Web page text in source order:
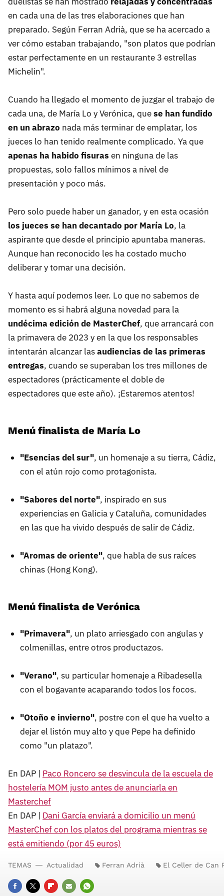
en cada una de las tres elaboraciones que han
preparado. Según Ferran Adrià, que se ha acercado a
ver cómo estaban trabajando, "son platos que podrían
estar perfectamente en un restaurante 3 estrellas
Michelin".
Cuando ha llegado el momento de juzgar el trabajo de
cada una, de María Lo y Verónica, quese han fundido
en un abrazo nada más terminar de emplatar, los
jueces lo han tenido realmente complicado. Ya que
apenas ha habido fisuras en ninguna de las
propuestas, solo fallos mínimos a nivel de
presentación y poco más.
Pero solo puede haber un ganador, y en esta ocasión
los jueces se han decantado por María Lo, la
aspirante que desde el principio apuntaba maneras.
Aunque han reconocido les ha costado mucho
deliberar y tomar una decisión.
Y hasta aquí podemos leer. Lo que no sabemos de
momento es si habrá alguna novedad para la
undécima edición de MasterChef, que arrancará con
la primavera de 2023 y en la que los responsables
intentarán alcanzar lasaudiencias de las primeras
entregas, cuando se superaban los tres millones de
espectadores (prácticamente el doble de
espectadores que este año). ¡Estaremos atentos!
Menú finalista de María Lo
"Esencias del sur", un homenaje a su tierra, Cádiz,
con el atún rojo como protagonista.
"Sabores del norte", inspirado en sus
experiencias en Galicia y Cataluña, comunidades
en las que ha vivido después de salir de Cádiz.
"Aromas de oriente", que habla de sus raíces
chinas (Hong Kong).
Menú finalista de Verónica
"Primavera", un plato arriesgado con angulas y
colmenillas, entre otros productazos.
"Verano", su particular homenaje a Ribadesella
con el bogavante acaparando todos los focos.
"Otoño e invierno", postre con el que ha vuelto a
dejar el listón muy alto y que Pepe ha definido
como "un platazo".
En DAP | Paco Roncero se desvincula de la escuela de
hostelería MOM justo antes de anunciarla en
Masterchef
En DAP | Dani García enviará a domicilio un menú
MasterChef con los platos del programa mientras se
está emitiendo (por 45 euros)
TEMAS Actualidad Ferran Adrià El Celler de Can